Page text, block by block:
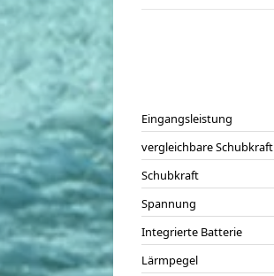
Eingangsleistung
vergleichbare Schubkraft
Schubkraft
Spannung
Integrierte Batterie
Lärmpegel